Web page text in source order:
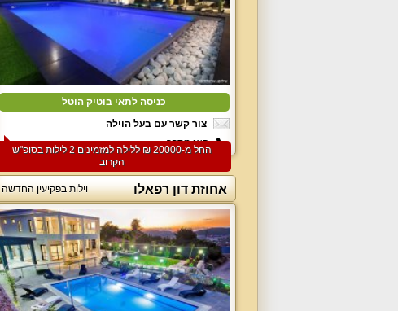
כניסה לתאי בוטיק הוטל
צור קשר עם בעל הוילה
הצג מספר
החל מ-‏20000 ₪ ללילה למזמינים 2 לילות בסופ"ש
הקרוב
אחוזת דון רפאלו וילות בפקיעין החדשה